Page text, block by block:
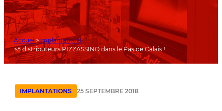
Accueil
Implantations
5 distributeurs PIZZASSINO dans le Pas de Calais !
IMPLANTATIONS 25 SEPTEMBRE 2018